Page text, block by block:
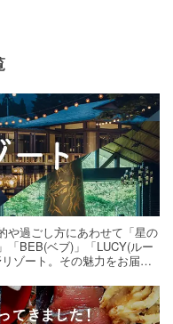
や過ごし方にあわせて「星の
「BEB(ベブ)」「LUCY(ルー
ゾート。その魅力をお届け